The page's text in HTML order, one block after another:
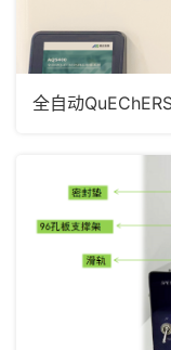
全自动